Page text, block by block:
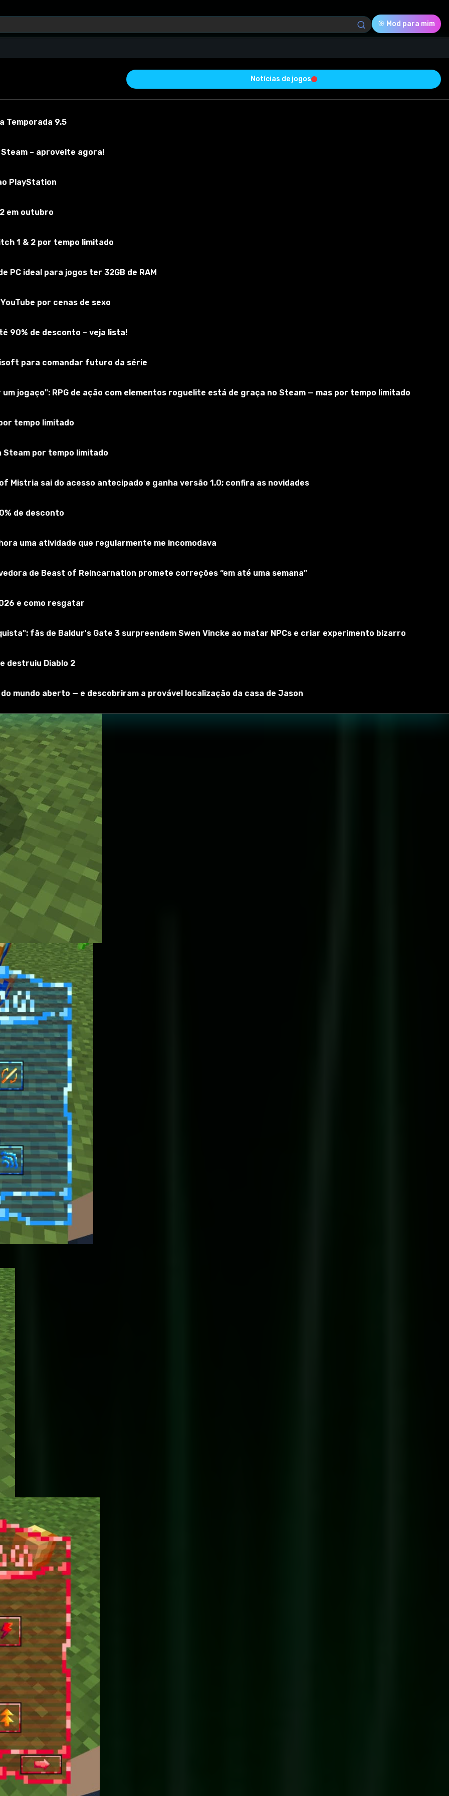
🎯 Mod para mim
Versão do mod:
se no jogo
nova aventura na era de Clone Wars. A moda bizarra de Star Pixel Mod leva os usuários a um universo cheio de
Download (224.21 Kb)
Notícias de jogos
Temporada 9.5
– aproveite agora!
PlayStation
em outubro
1 & 2 por tempo limitado
ideal para jogos ter 32GB de RAM
por cenas de sexo
90% de desconto – veja lista!
para comandar futuro da série
jogaço": RPG de ação com elementos roguelite está de graça no Steam — mas por tempo limitado
tempo limitado
por tempo limitado
Mistria sai do acesso antecipado e ganha versão 1.0; confira as novidades
de desconto
uma atividade que regularmente me incomodava
de Beast of Reincarnation promete correções “em até uma semana”
e como resgatar
fãs de Baldur's Gate 3 surpreendem Swen Vincke ao matar NPCs e criar experimento bizarro
destruiu Diablo 2
mundo aberto — e descobriram a provável localização da casa de Jason